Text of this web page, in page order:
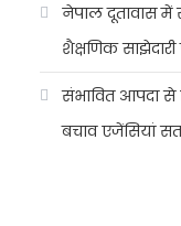
नेपाल दूतावास
शैक्षणिक साझेदारी
संभावित आपदा
बचाव एजेंसियां